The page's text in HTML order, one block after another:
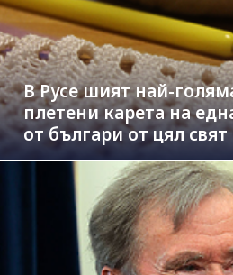
В Русе шият най-
плетени карета на
от българи от цял свят